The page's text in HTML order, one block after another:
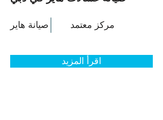
صيانة هاير مركز معتمد
اقرأ المزيد